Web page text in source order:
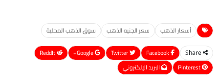
أسعار الذهب سعر الجنيه الذهب سوق الذهب المحلية
Share
Google+
ReddIt
Pinterest
البريد الإلكتروني